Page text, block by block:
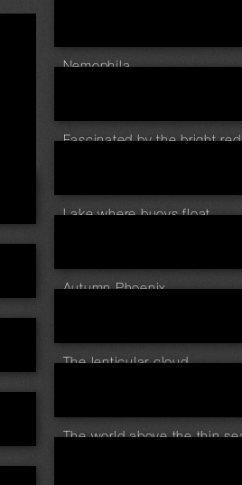
Nemophila
Fascinated by the bright red
Lake where buoys float
Autumn Phoenix
The lenticular cloud